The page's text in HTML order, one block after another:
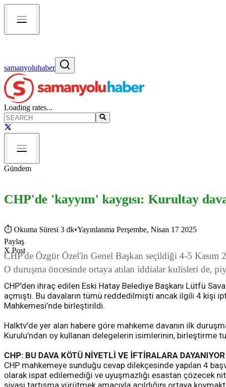
samanyoluhaber
Loading rates...
Gündem
CHP'de 'kayyım' kaygısı: Kurultay
⏱ Okuma Süresi 3 dk•Yayınlanma Perşembe, Nisan 17 2025
Paylaş
X Post
CHP'de Özgür Özel'in Genel Başkan seçildiği 4-5
O duruşma öncesinde ortaya atılan iddialar kulisleri de,
CHP'den ihraç edilen Eski Hatay Belediye Başkanı Lütfü
açmıştı. Bu davaların tümü reddedilmişti ancak ilgili 4 kişi
Mahkemesi’nde birleştirildi.
Halktv'de yer alan habere göre mahkeme davanın ilk
Kurulu’ndan oy kullanan delegelerin isimlerinin, birleştirme
CHP: BU DAVA KÖTÜ NİYETLİ VE İFTİRALARA DAYANIYOR
CHP mahkemeye sunduğu cevap dilekçesinde yapılan 4
olarak ispat edilemediği ve uyuşmazlığı esastan çözecek